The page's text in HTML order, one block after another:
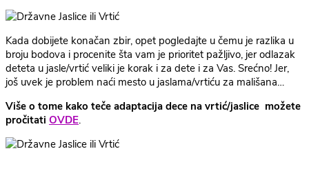
Kada dobijete konačan zbir, opet pogledajte u čemu je razlika u
broju bodova i procenite šta vam je prioritet pažljivo, jer odlazak
deteta u jasle/vrtić veliki je korak i za dete i za Vas. Srećno! Jer,
još uvek je problem naći mesto u jaslama/vrtiću za mališana…
Više o tome kako teče adaptacija dece na vrtić/jaslice možete
pročitati OVDE.